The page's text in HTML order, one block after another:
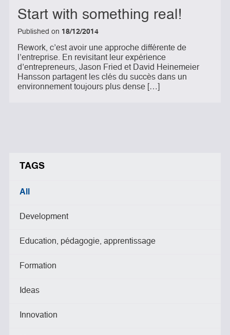
TAGS
All
Development
Education, pédagogie, apprentissage
Formation
Ideas
Innovation
Start with something real!
Published on 18/12/2014
Rework, c’est avoir une approche différente de
l’entreprise. En revisitant leur expérience
d’entrepreneurs, Jason Fried et David Heinemeier
Hansson partagent les clés du succès dans un
environnement toujours plus dense […]